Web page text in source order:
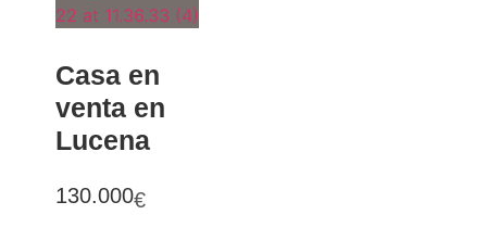
Casa en
venta en
Lucena
130.000€